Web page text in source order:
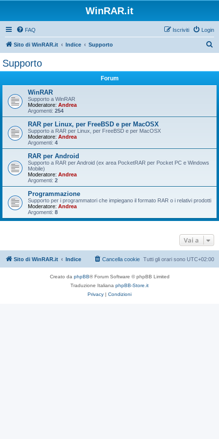
WinRAR.it
FAQ Login
Iscriviti
Sito di WinRAR.it Indice Supporto
Supporto
Forum
WinRAR
Supporto a WinRAR
Moderatore: Andrea
Argomenti: 254
RAR per Linux, per FreeBSD e per MacOSX
Supporto a RAR per Linux, per FreeBSD e per MacOSX
Moderatore: Andrea
Argomenti: 4
RAR per Android
Supporto a RAR per Android (ex area PocketRAR per Pocket PC e Windows
Mobile)
Moderatore: Andrea
Argomenti: 2
Programmazione
Supporto per i programmatori che impiegano il formato RAR o i relativi prodotti
Moderatore: Andrea
Argomenti: 8
Vai a
Sito di WinRAR.it Indice Tutti gli orari sono UTC+02:00
Cancella cookie
Creato da phpBB® Forum Software © phpBB Limited
Traduzione Italiana phpBB-Store.it
Privacy | Condizioni